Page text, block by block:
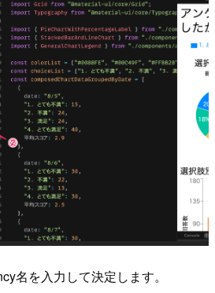
名を入力して決定します。